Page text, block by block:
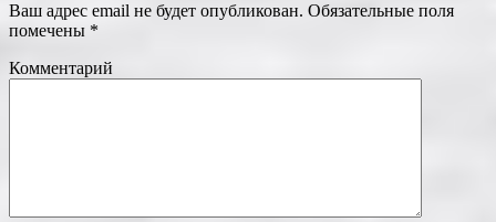
Ваш адрес email не будет опубликован. Обязательные поля
помечены *
Комментарий